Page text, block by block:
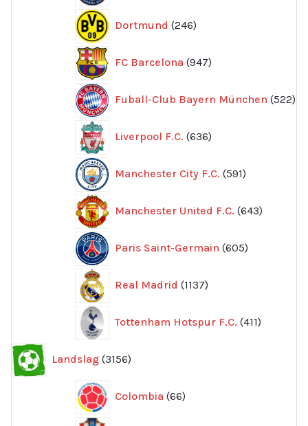
Dortmund 246
produkter
FC Barcelona 947
produkter
Fuball-Club Bayern München 522
Liverpool F.C. 636
produkter
Manchester City F.C. 591
produkter
Manchester United F.C. 643
Paris Saint-Germain 605
produkter
Real Madrid 1137
produkter
Tottenham Hotspur F.C. 411
produkter
Landslag 3156
produkter
Colombia 66
produkter